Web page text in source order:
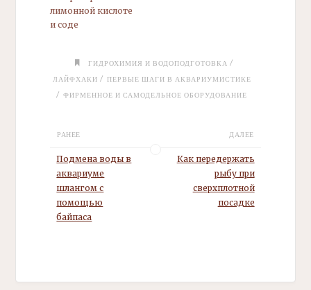
лимонной кислоте
и соде
ГИДРОХИМИЯ И ВОДОПОДГОТОВКА /
ЛАЙФХАКИ / ПЕРВЫЕ ШАГИ В АКВАРИУМИСТИКЕ
/ ФИРМЕННОЕ И САМОДЕЛЬНОЕ ОБОРУДОВАНИЕ
РАНЕЕ
Подмена воды в
аквариуме
шлангом с
помощью
байпаса
ДАЛЕЕ
Как передержать
рыбу при
сверхплотной
посадке